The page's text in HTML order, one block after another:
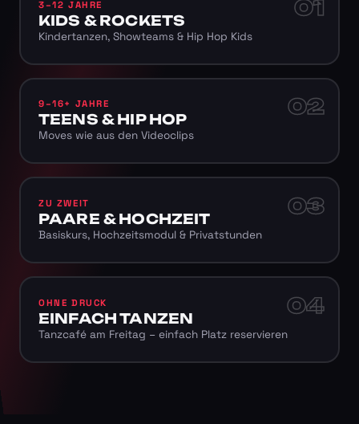
01
3–12 JAHRE
KIDS & ROCKETS
Kindertanzen, Showteams & Hip Hop Kids
02
9–16+ JAHRE
TEENS & HIP HOP
Moves wie aus den Videoclips
03
ZU ZWEIT
PAARE & HOCHZEIT
Basiskurs, Hochzeitsmodul & Privatstunden
04
OHNE DRUCK
EINFACH TANZEN
Tanzcafé am Freitag – einfach Platz reservieren